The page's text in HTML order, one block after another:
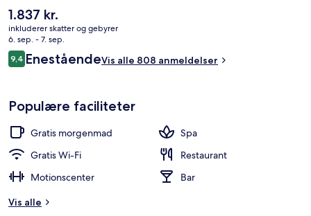
transport ligger kun en kort gåtur væk: Byparken Sporvognsstation
ligger 5 minutter væk og Nonneseteren Sporvognsstation ligger 6
minutter derfra.
Den
nuværende
pris
er
1.837 kr.
1.837 kr.
inkluderer skatter og gebyrer
6. sep. - 7. sep.
Anmeldelser
9,49,4 ud af 10.
EneståendeVis alle 808 anmeldelser
Populære faciliteter
Gratis morgenmad
Spa
Gratis Wi-Fi
Restaurant
Motionscenter
Bar
Vis alle